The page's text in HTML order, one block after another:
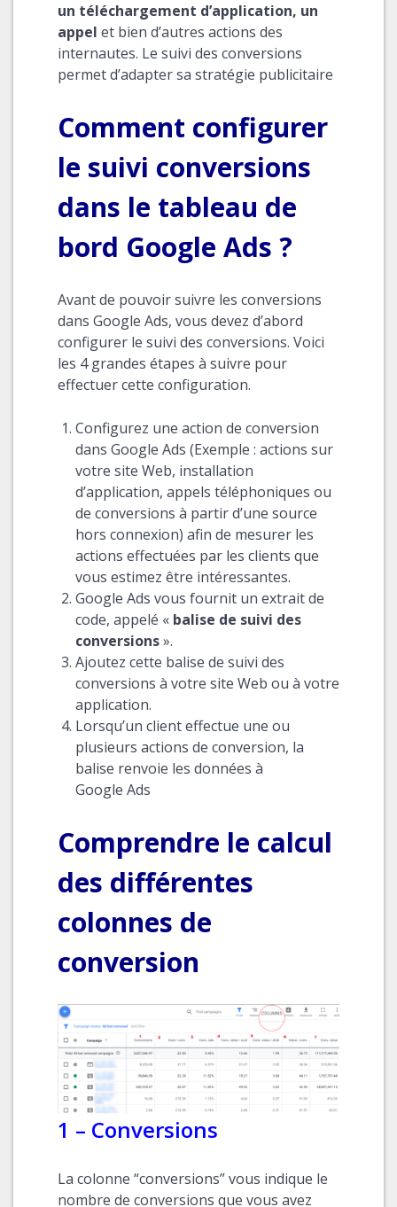
un téléchargement d’application, un
appel et bien d’autres actions des
internautes. Le suivi des conversions
permet d’adapter sa stratégie publicitaire
Comment configurer
le suivi conversions
dans le tableau de
bord Google Ads ?
Avant de pouvoir suivre les conversions
dans Google Ads, vous devez d’abord
configurer le suivi des conversions. Voici
les 4 grandes étapes à suivre pour
effectuer cette configuration.
Configurez une action de conversion
dans Google Ads (Exemple : actions sur
votre site Web, installation
d’application, appels téléphoniques ou
de conversions à partir d’une source
hors connexion) afin de mesurer les
actions effectuées par les clients que
vous estimez être intéressantes.
Google Ads vous fournit un extrait de
code, appelé « balise de suivi des
conversions».
Ajoutez cette balise de suivi des
conversions à votre site Web ou à votre
application.
Lorsqu’un client effectue une ou
plusieurs actions de conversion, la
balise renvoie les données à
Google Ads
Comprendre le calcul
des différentes
colonnes de
conversion
1 – Conversions
La colonne “conversions” vous indique le
nombre de conversions que vous avez